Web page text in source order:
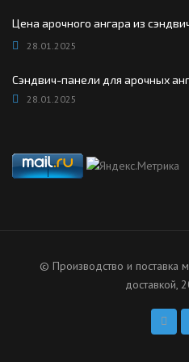
Цена арочного ангара из
28.01.2025
Сэндвич-панели для арочных
28.01.2025
© Производство и поставка
доставкой,